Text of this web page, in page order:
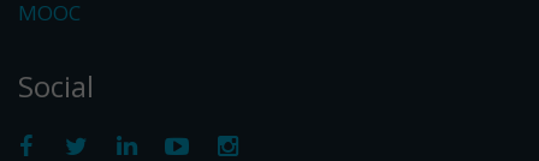
MOOC
Social